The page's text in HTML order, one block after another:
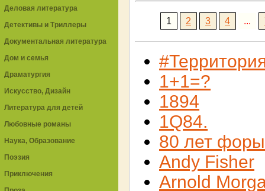
1 2 3 4 ...
1+1=?
1894
1Q84.
80 лет форы
Andy Fisher
Arnold
Деловая литература
Детективы и Триллеры
Документальная литература
Дом и семья
Драматургия
Искусство, Дизайн
Литература для детей
Любовные романы
Наука, Образование
Поэзия
Приключения